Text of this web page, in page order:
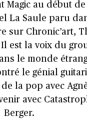
Magic au début de
La Saule paru
sur Chronic’art,
est la voix du
le monde
le génial
la pop avec
avec
Berger.